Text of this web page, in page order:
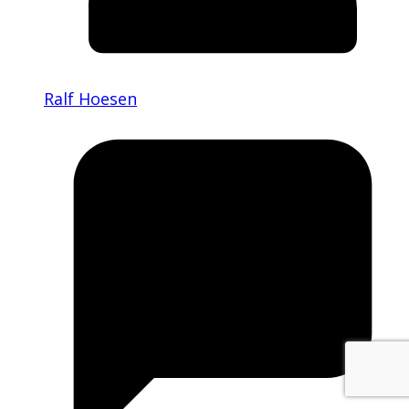
Ralf Hoesen